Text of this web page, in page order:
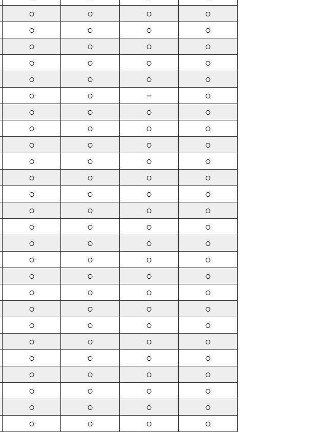
○ ○ ○ ○
○ ○ ○ ○
○ ○ ○ ○
○ ○ ○ ○
○ ○ ○ ○
○ ○ － ○
○ ○ ○ ○
○ ○ ○ ○
○ ○ ○ ○
○ ○ ○ ○
○ ○ ○ ○
○ ○ ○ ○
○ ○ ○ ○
○ ○ ○ ○
○ ○ ○ ○
○ ○ ○ ○
○ ○ ○ ○
○ ○ ○ ○
○ ○ ○ ○
○ ○ ○ ○
○ ○ ○ ○
○ ○ ○ ○
○ ○ ○ ○
○ ○ ○ ○
○ ○ ○ ○
○ ○ ○ ○